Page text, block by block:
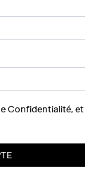
Confidentialité, et